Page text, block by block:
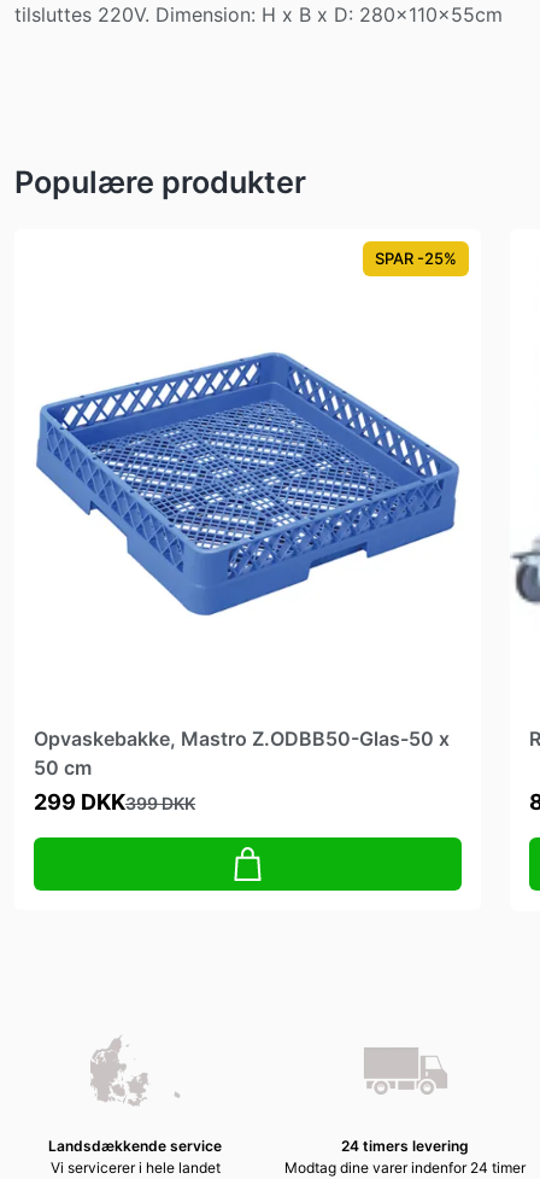
tilsluttes 220V. Dimension: H x B x D: 280x110x55cm
Populære produkter
SPAR -25%
Opvaskebakke, Mastro Z.ODBB50-Glas-50 x
50 cm
299 DKK399 DKK
Landsdækkende service
Vi servicerer i hele landet
24 timers levering
Modtag dine varer indenfor 24 timer